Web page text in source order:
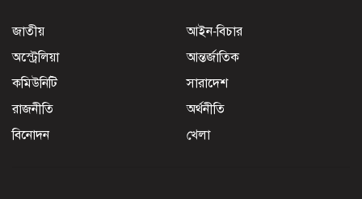
জাতীয়
আইন-বিচার
অস্ট্রেলিয়া
আন্তর্জাতিক
কমিউনিটি
সারাদেশ
রাজনীতি
অর্থনীতি
বিনোদন
খেলা